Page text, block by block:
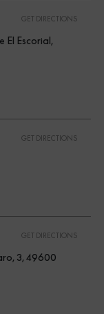
GET DIRECTIONS
El Escorial,
GET DIRECTIONS
GET DIRECTIONS
3, 49600